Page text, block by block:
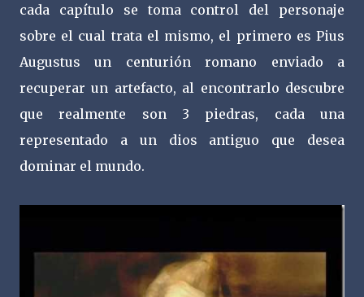
cada capítulo se toma control del personaje
sobre el cual trata el mismo, el primero es Pius
Augustus un centurión romano enviado a
recuperar un artefacto, al encontrarlo descubre
que realmente son 3 piedras, cada una
representado a un dios antiguo que desea
dominar el mundo.